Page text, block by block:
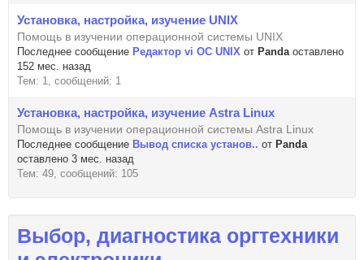
Установка, настройка, изучение UNIX
Помощь в изучении операционной системы UNIX
Последнее сообщение Редактор vi OC UNIX от Pandaоставлено
152 мес. назад
Тем: 1, сообщений: 1
Установка, настройка, изучение Astra Linux
Помощь в изучении операционной системы Astra Linux
Последнее сообщение Вывод списка установ.. от Panda
оставлено 3 мес. назад
Тем: 49, сообщений: 105
Выбор, диагностика оргтехники